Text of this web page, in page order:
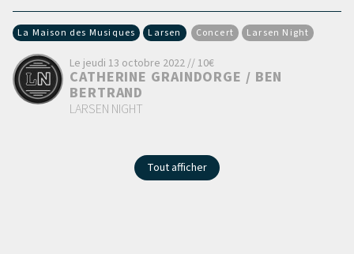
La Maison des Musiques Larsen Concert Larsen Night
Le jeudi 13 octobre 2022 // 10€
CATHERINE GRAINDORGE / BEN
BERTRAND
LARSEN NIGHT
Tout afficher